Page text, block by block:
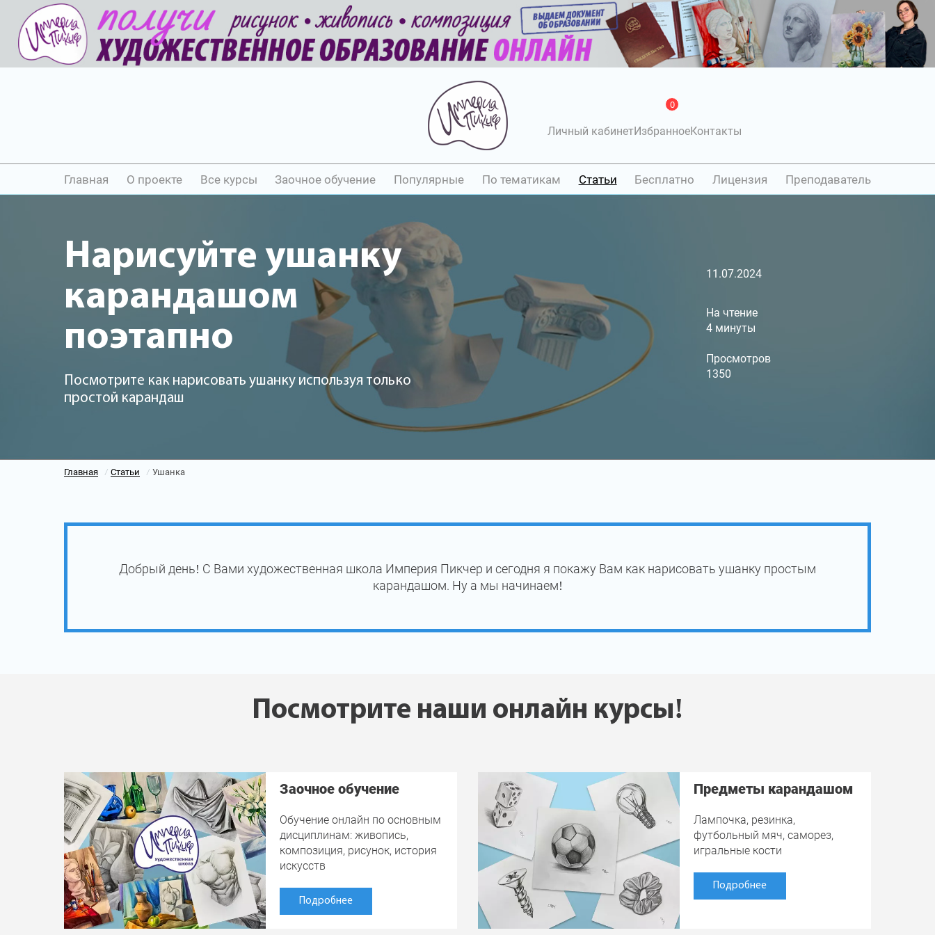
Личный кабинетИзбранное
0
Контакты
Главная О проекте Все курсы Заочное обучение Популярные По тематикам Статьи Бесплатно Лицензия Преподаватель
Нарисуйте ушанку
карандашом
поэтапно
Посмотрите как нарисовать ушанку используя только
простой карандаш
11.07.2024
На чтение
4 минуты
Просмотров
1350
Главная / Статьи / Ушанка
Добрый день! С Вами художественная школа Империя Пикчер и сегодня я покажу Вам как нарисовать ушанку простым
карандашом. Ну а мы начинаем!
Посмотрите наши онлайн курсы!
Заочное обучение
Обучение онлайн по основным
дисциплинам: живопись,
композиция, рисунок, история
искусств
Подробнее
Предметы карандашом
Лампочка, резинка,
футбольный мяч, саморез,
игральные кости
Подробнее